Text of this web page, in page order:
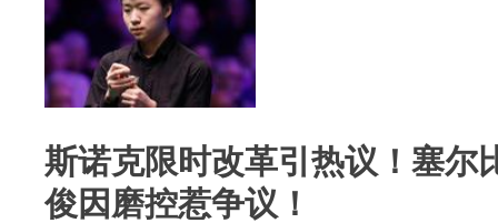
斯诺克限时改革引热议！塞尔
俊因磨控惹争议！